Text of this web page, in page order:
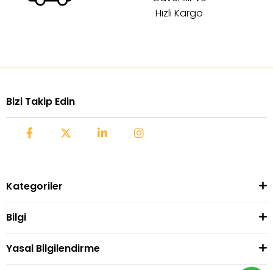
Hızlı Kargo
Bizi Takip Edin
Kategoriler
Bilgi
Yasal Bilgilendirme